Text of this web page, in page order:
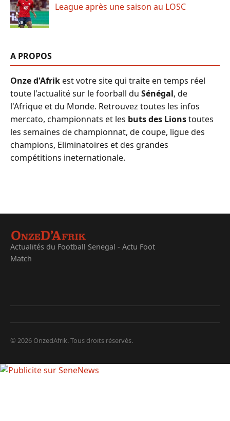
League après une saison au LOSC
A PROPOS
Onze d'Afrikest votre site qui traite en temps réel
toute l'actualité sur le foorball du Sénégal, de
l'Afrique et du Monde. Retrouvez toutes les infos
mercato, championnats et les buts des Lionstoutes
les semaines de championnat, de coupe, ligue des
champions, Eliminatoires et des grandes
compétitions ineternationale.
Actualités du Football Senegal - Actu Foot
Match
© 2026 OnzedAfrik. Tous droits réservés.